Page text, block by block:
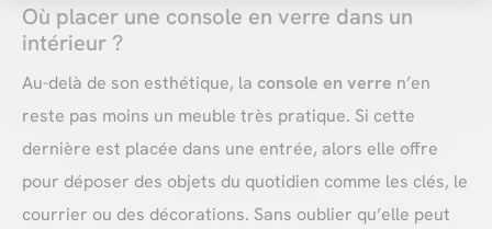
Où placer une console en verre dans un
intérieur ?
Au-delà de son esthétique, la console en verre n’en
reste pas moins un meuble très pratique. Si cette
dernière est placée dans une entrée, alors elle offre
pour déposer des objets du quotidien comme les clés, le
courrier ou des décorations. Sans oublier qu’elle peut